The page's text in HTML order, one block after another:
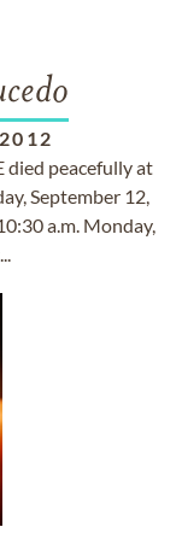
died peacefully at
September 12,
a.m. Monday,